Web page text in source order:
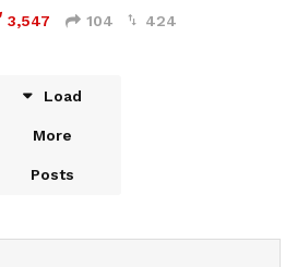
3,547 104 424
Load
More
Posts